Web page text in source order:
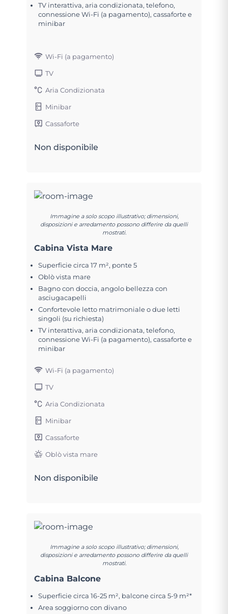
TV interattiva, aria condizionata, telefono,
connessione Wi-Fi (a pagamento), cassaforte e
minibar
Wi-Fi (a pagamento)
TV
Aria Condizionata
Minibar
Cassaforte
Non disponibile
Immagine a solo scopo illustrativo; dimensioni,
disposizioni e arredamento possono differire da quelli
mostrati.
Cabina Vista Mare
Superficie circa 17 m², ponte 5
Oblò vista mare
Bagno con doccia, angolo bellezza con
asciugacapelli
Confortevole letto matrimoniale o due letti
singoli (su richiesta)
TV interattiva, aria condizionata, telefono,
connessione Wi-Fi (a pagamento), cassaforte e
minibar
Wi-Fi (a pagamento)
TV
Aria Condizionata
Minibar
Cassaforte
Oblò vista mare
Non disponibile
Immagine a solo scopo illustrativo; dimensioni,
disposizioni e arredamento possono differire da quelli
mostrati.
Cabina Balcone
Superficie circa 16-25 m², balcone circa 5-9 m²*
Area soggiorno con divano